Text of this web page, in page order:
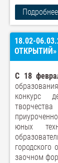
18.02-
ОТКРЫТИЙ»
С 18
конкурс
юных
городского
заочном